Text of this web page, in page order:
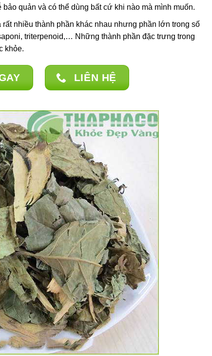
quản và có thể dùng bất cứ khi nào mà mình muốn.
nhiều thành phần khác nhau nhưng phần lớn trong số
triterpenoid,… Những thành phần đặc trưng trong
khỏe.
LIÊN HỆ